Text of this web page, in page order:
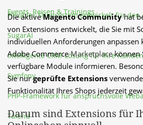
Flexibles Shopsystem entwickelt für den
SugarAI
Intelligente CRM-Lösung für Ihre
Symfony
PHP-Framework für anspruchsvolle
Talend
Events, Reisen & Trainings
Die aktive Magento Community hat
von Extensions entwickelt, die Sie mit
individuellen Anforderungen anpassen
Adobe Commerce Marketplace können
verfügbare Module informieren.
Sie nur geprüfte Extensions
Funktionalität Ihres Shops jederzeit
Darum sind Extensions für